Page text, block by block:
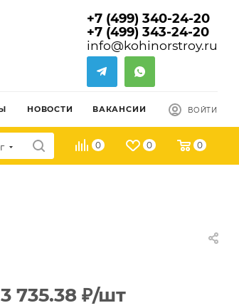
+7 (499) 340-24-20
+7 (499) 343-24-20
info@kohinorstroy.ru
НОВОСТИ ВАКАНСИИ ВОЙТИ
0 0 0
3 735.38 ₽/шт